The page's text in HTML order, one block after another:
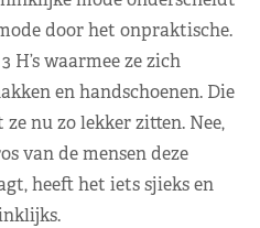
door het onpraktische.
H’s waarmee ze zich
en handschoenen. Die
nu zo lekker zitten. Nee,
van de mensen deze
heeft het iets sjieks en